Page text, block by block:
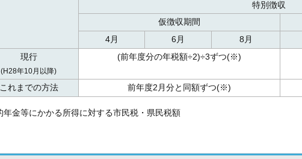
特別徴収
仮徴収期間
4月
6月 8月
現行
(H28年10月以降)
(前年度分の年税額÷2)÷3ずつ(※)
これまでの方法 前年度2月分と同額ずつ(※)
金等にかかる所得に対する市民税・県民税額